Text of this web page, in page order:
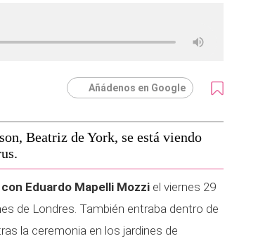
Añádenos en Google
Beatriz de York, se está viendo
Eduardo Mapelli Mozzi el viernes 29
de Londres. También entraba dentro de
la ceremonia en los jardines de